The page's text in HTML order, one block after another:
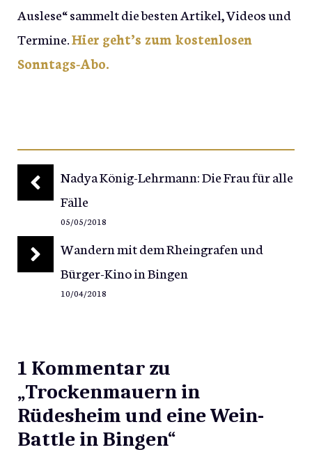
Auslese“ sammelt die besten Artikel, Videos und
Termine.Hier geht’s zum kostenlosen
Sonntags-Abo.
Nadya König-Lehrmann: Die Frau für alle
Fälle
05/05/2018
Wandern mit dem Rheingrafen und
Bürger-Kino in Bingen
10/04/2018
1 Kommentar zu
„Trockenmauern in
Rüdesheim und eine Wein-
Battle in Bingen“